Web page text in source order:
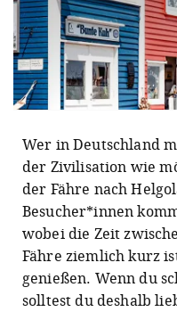
Wer in Deutschland
der Zivilisation wie
der Fähre nach
Besucher*innen
wobei die Zeit
Fähre ziemlich kurz
genießen. Wenn du
solltest du deshalb